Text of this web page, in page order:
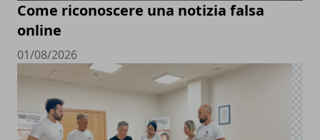
Come riconoscere una notizia falsa
online
01/08/2026